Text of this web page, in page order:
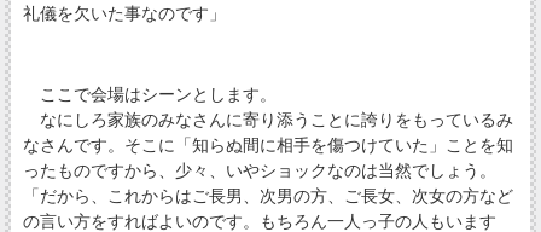
礼儀を欠いた事なのです」
ここで会場はシーンとします。
なにしろ家族のみなさんに寄り添うことに誇りをもっているみ
なさんです。そこに「知らぬ間に相手を傷つけていた」ことを知
ったものですから、少々、いやショックなのは当然でしょう。
「だから、これからはご長男、次男の方、ご長女、次女の方など
の言い方をすればよいのです。もちろん一人っ子の人もいます